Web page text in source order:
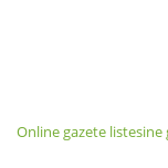
Online gazete listesine